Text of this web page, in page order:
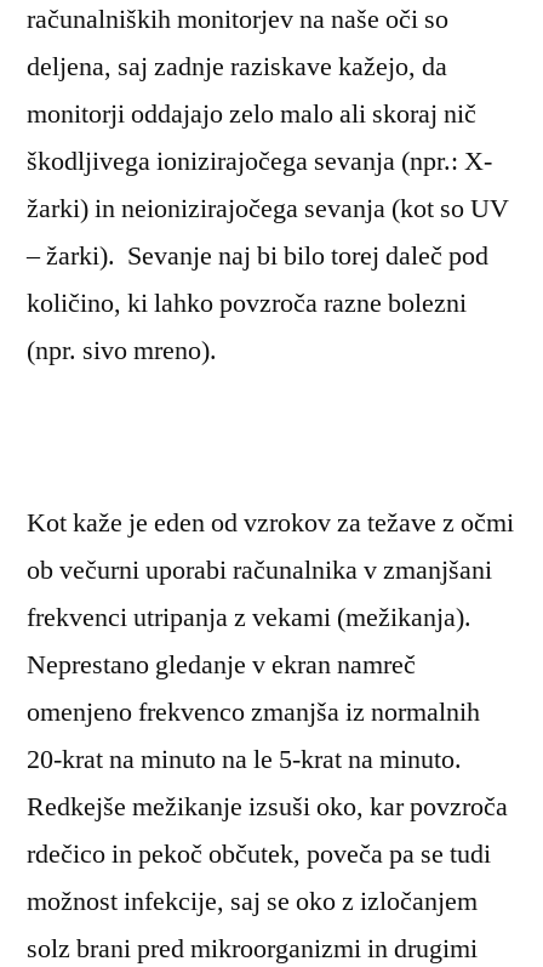
računalniških monitorjev na naše oči so
deljena, saj zadnje raziskave kažejo, da
monitorji oddajajo zelo malo ali skoraj nič
škodljivega ionizirajočega sevanja (npr.: X-
žarki) in neionizirajočega sevanja (kot so UV
– žarki). Sevanje naj bi bilo torej daleč pod
količino, ki lahko povzroča razne bolezni
(npr. sivo mreno).
Kot kaže je eden od vzrokov za težave z očmi
ob večurni uporabi računalnika v zmanjšani
frekvenci utripanja z vekami (mežikanja).
Neprestano gledanje v ekran namreč
omenjeno frekvenco zmanjša iz normalnih
20-krat na minuto na le 5-krat na minuto.
Redkejše mežikanje izsuši oko, kar povzroča
rdečico in pekoč občutek, poveča pa se tudi
možnost infekcije, saj se oko z izločanjem
solz brani pred mikroorganizmi in drugimi